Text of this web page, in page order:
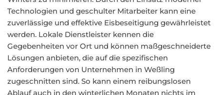
Technologien und geschulter Mitarbeiter kann eine
zuverlässige und effektive Eisbeseitigung gewährleistet
werden. Lokale Dienstleister kennen die
Gegebenheiten vor Ort und können maßgeschneiderte
Lösungen anbieten, die auf die spezifischen
Anforderungen von Unternehmen in Weßling
zugeschnitten sind. So kann einem reibungslosen
Ablauf auch in den winterlichen Monaten nichts im